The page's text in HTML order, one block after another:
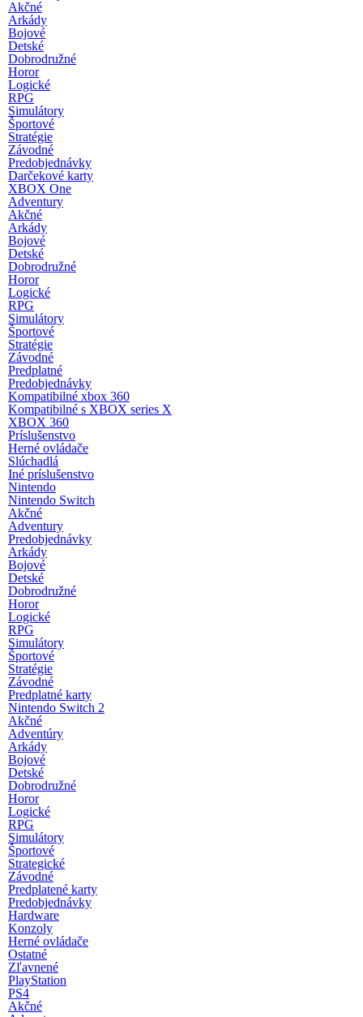
Akčné
Arkády
Bojové
Detské
Dobrodružné
Horor
Logické
RPG
Simulátory
Športové
Stratégie
Závodné
Predobjednávky
Darčekové karty
XBOX One
Adventury
Akčné
Arkády
Bojové
Detské
Dobrodružné
Horor
Logické
RPG
Simulátory
Športové
Stratégie
Závodné
Predplatné
Predobjednávky
Kompatibilné xbox 360
Kompatibilné s XBOX series X
XBOX 360
Príslušenstvo
Herné ovládače
Slúchadlá
Iné príslušenstvo
Nintendo
Nintendo Switch
Akčné
Adventury
Predobjednávky
Arkády
Bojové
Detské
Dobrodružné
Horor
Logické
RPG
Simulátory
Športové
Stratégie
Závodné
Predplatné karty
Nintendo Switch 2
Akčné
Adventúry
Arkády
Bojové
Detské
Dobrodružné
Horor
Logické
RPG
Simulátory
Športové
Strategické
Závodné
Predplatené karty
Predobjednávky
Hardware
Konzoly
Herné ovládače
Ostatné
Zľavnené
PlayStation
PS4
Akčné